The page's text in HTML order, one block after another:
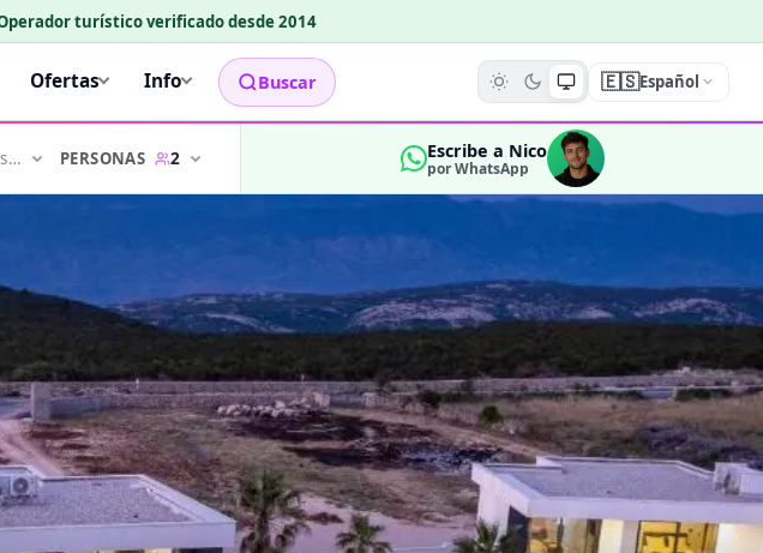
turístico verificado desde 2014
Ofertas Info Buscar 🇪🇸Español
PERSONAS 2 Escribe a Nico
por WhatsApp